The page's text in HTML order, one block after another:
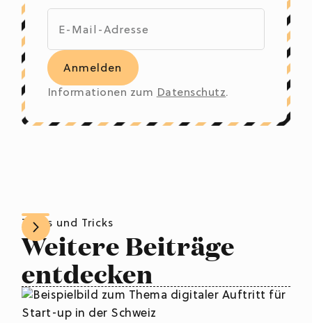
Informationen zum Datenschutz.
Tipps und Tricks
Weitere Beiträge
entdecken